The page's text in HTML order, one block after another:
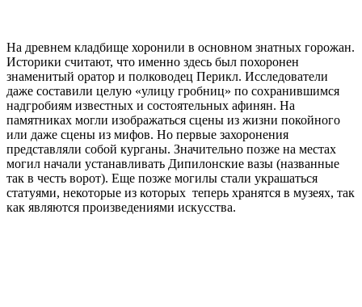
На древнем кладбище хоронили в основном знатных горожан.
Историки считают, что именно здесь был похоронен
знаменитый оратор и полководец Перикл. Исследователи
даже составили целую «улицу гробниц» по сохранившимся
надгробиям известных и состоятельных афинян. На
памятниках могли изображаться сцены из жизни покойного
или даже сцены из мифов. Но первые захоронения
представляли собой курганы. Значительно позже на местах
могил начали устанавливать Дипилонские вазы (названные
так в честь ворот). Еще позже могилы стали украшаться
статуями, некоторые из которых теперь хранятся в музеях, так
как являются произведениями искусства.